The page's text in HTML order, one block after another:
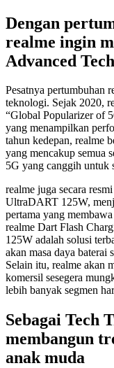
Dengan
realme ingin
Advanced
Pesatnya pertumbuhan
teknologi. Sejak 2020,
“Global Popularizer of
yang menampilkan
tahun kedepan, realme
yang mencakup semua
5G yang canggih untuk
realme juga secara
UltraDART 125W,
pertama yang
realme Dart Flash
125W adalah solusi
akan masa daya baterai
Selain itu, realme akan
komersil sesegera
lebih banyak segmen
Sebagai Tech
membangun
anak muda